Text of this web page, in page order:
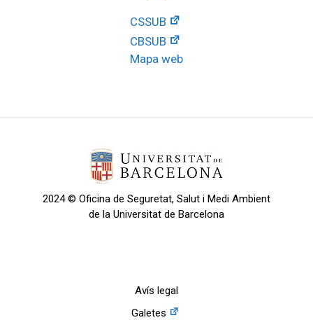
CSSUB
CBSUB
Mapa web
2024 © Oficina de Seguretat, Salut i Medi Ambient
de la Universitat de Barcelona
Avís legal
Galetes